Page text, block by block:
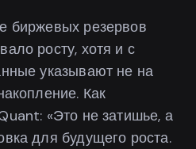
биржевых резервов
росту, хотя и с
указывают не на
Как
«Это не затишье, а
для будущего роста.